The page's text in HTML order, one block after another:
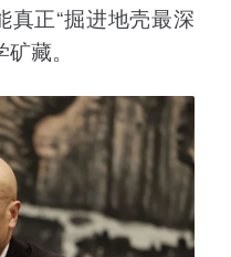
真正“掘进地壳最深
藏。